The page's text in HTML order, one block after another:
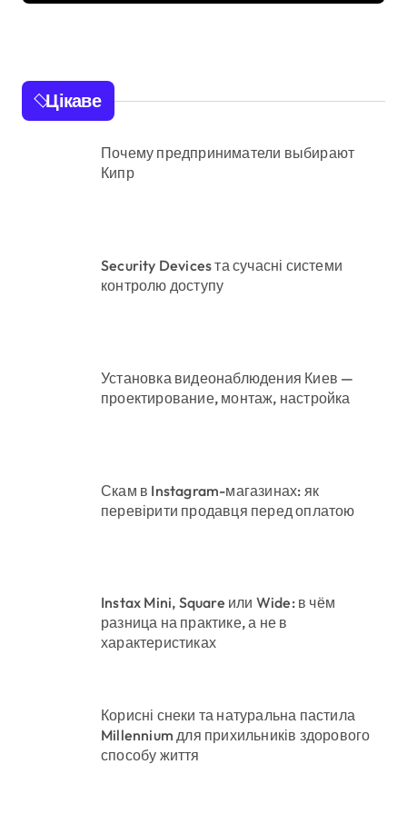
Цікаве
Почему предприниматели выбирают
Кипр
Security Devices та сучасні системи
контролю доступу
Установка видеонаблюдения Киев —
проектирование, монтаж, настройка
Скам в Instagram-магазинах: як
перевірити продавця перед оплатою
Instax Mini, Square или Wide: в чём
разница на практике, а не в
характеристиках
Корисні снеки та натуральна пастила
Millennium для прихильників здорового
способу життя